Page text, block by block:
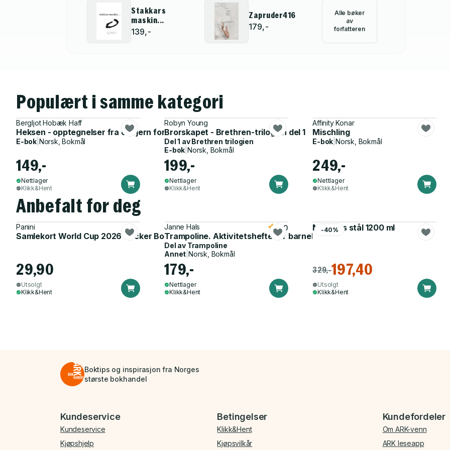
Stakkars
maskin...
139,-
Zapruder416
179,-
Alle bøker
av
forfatteren
Populært i samme kategori
Bergljot Hobæk Haff
Heksen - opptegnelser fra en fjern fortid
E-bok Norsk, Bokmål
149,-
Nettlager
Klikk&Hent
Robyn Young
Brorskapet - Brethren-trilogien del 1
Del 1 avBrethren trilogien
E-bok Norsk, Bokmål
199,-
Nettlager
Klikk&Hent
Affinity Konar
Mischling
E-bok |Norsk, Bokmål
249,-
Nettlager
Klikk&Hent
Anbefalt for deg
Panini
Samlekort World Cup 2026 Sticker Booster
29,90
Utsolgt
Klikk&Hent
Janne Hals
Trampoline. Aktivitetshefte for barnehagen
5.0
Del av Trampoline
Annet Norsk, Bokmål
179,-
Nettlager
Klikk&Hent
-40%
Matboks stål 1200 ml
329,-197,40
Utsolgt
Klikk&Hent
Boktips og inspirasjon fra Norges
største bokhandel
Bunnmeny
Kundeservice
Kundeservice
Kjøpshjelp
Betingelser
Klikk&Hent
Kjøpsvilkår
Kundefordeler
Om ARK-venn
ARK leseapp